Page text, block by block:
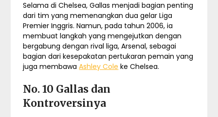
Selama di Chelsea, Gallas menjadi bagian penting
dari tim yang memenangkan dua gelar Liga
Premier Inggris. Namun, pada tahun 2006, ia
membuat langkah yang mengejutkan dengan
bergabung dengan rival liga, Arsenal, sebagai
bagian dari kesepakatan pertukaran pemain yang
juga membawaAshley Cole ke Chelsea.
No. 10 Gallas dan
Kontroversinya